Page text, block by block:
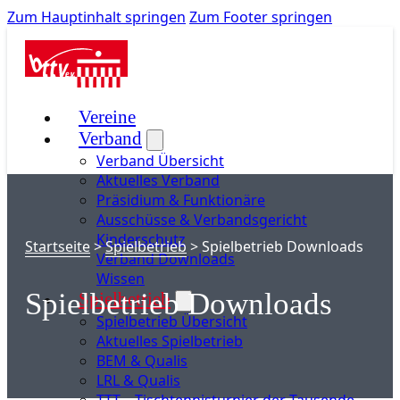
Zum Hauptinhalt springen Zum Footer springen
Vereine
Verband
Verband Übersicht
Aktuelles Verband
Präsidium & Funktionäre
Ausschüsse & Verbandsgericht
Kinderschutz
Verband Downloads
Wissen
Spielbetrieb
Spielbetrieb Übersicht
Aktuelles Spielbetrieb
BEM & Qualis
LRL & Qualis
Startseite>Spielbetrieb >Spielbetrieb Downloads
Spielbetrieb Downloads